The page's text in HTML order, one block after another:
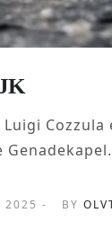
Cozzula
Genadekapel.
2025 - BY